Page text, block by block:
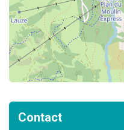
Contact